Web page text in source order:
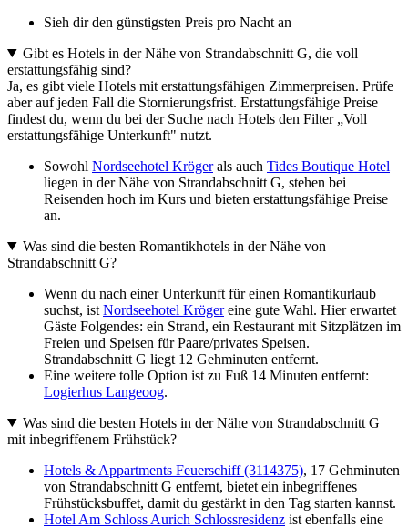
Sieh dir den günstigsten Preis pro Nacht an
Gibt es Hotels in der Nähe von Strandabschnitt G, die voll
erstattungsfähig sind?
Ja, es gibt viele Hotels mit erstattungsfähigen Zimmerpreisen. Prüfe
aber auf jeden Fall die Stornierungsfrist. Erstattungsfähige Preise
findest du, wenn du bei der Suche nach Hotels den Filter „Voll
erstattungsfähige Unterkunft" nutzt.
Sowohl Nordseehotel Krögerals auch Tides Boutique Hotel
liegen in der Nähe von Strandabschnitt G, stehen bei
Reisenden hoch im Kurs und bieten erstattungsfähige Preise
an.
Was sind die besten Romantikhotels in der Nähe von
Strandabschnitt G?
Wenn du nach einer Unterkunft für einen Romantikurlaub
suchst, ist Nordseehotel Krögereine gute Wahl. Hier erwartet
Gäste Folgendes: ein Strand, ein Restaurant mit Sitzplätzen im
Freien und Speisen für Paare/privates Speisen.
Strandabschnitt G liegt 12 Gehminuten entfernt.
Eine weitere tolle Option ist zu Fuß 14 Minuten entfernt:
Logierhus Langeoog.
Was sind die besten Hotels in der Nähe von Strandabschnitt G
mit inbegriffenem Frühstück?
Hotels & Appartments Feuerschiff (3114375), 17 Gehminuten
von Strandabschnitt G entfernt, bietet ein inbegriffenes
Frühstücksbuffet, damit du gestärkt in den Tag starten kannst.
Hotel Am Schloss Aurich Schlossresidenz ist ebenfalls eine